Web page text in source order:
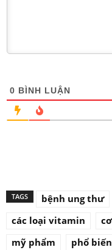
0 BÌNH LUẬN
TAGS bệnh ung thư
các loại vitamin
mỹ phẩm
phổ biến